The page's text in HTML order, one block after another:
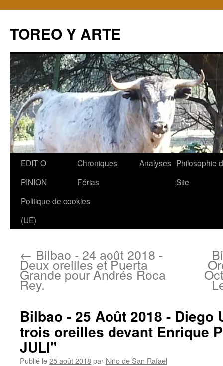
TOREO Y ARTE
Aller
contenu
EDIT O
PINION
Chroniques
Férias
Analyses Philosophie
Site
Politique de cookies
(UE)
← Bilbao - 24 août 2018 -
Deux oreilles et Puerta
Grande pour Andrés Roca
Rey.
Bilbao - 25 Août 2018 - Diego
trois oreilles devant Enrique
JULI"
Publié le25 août 2018par Niño de San Rafael